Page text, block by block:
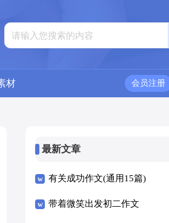
材 会员注册
最新文章
有关成功作文(通用15篇)
带着微笑出发初二作文